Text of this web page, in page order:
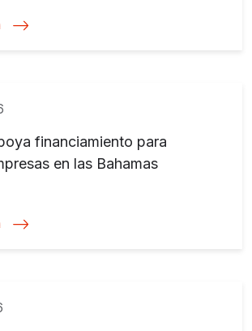
financiamiento para
en las Bahamas